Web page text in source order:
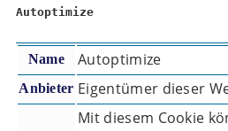
Autoptimize
Name Autoptimize
Anbieter Eigentümer dieser
Mit diesem Cookie